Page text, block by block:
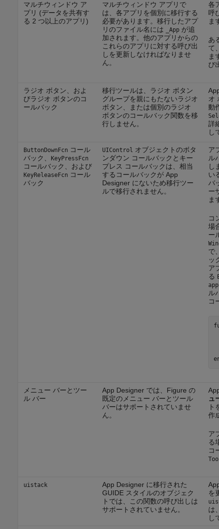
マルチウィンドウ ア
プリ (データを共有す
る 2 つ以上のアプリ)
マルチウィンドウ アプリで
は、各アプリを個別に移行する
必要があります。移行したアプ
リのファイル名には
_Appが追
加されます。他のアプリからの
これらのアプリに対する呼び出
しを更新しなければなりませ
ん。
各
呼
ま
あ
て
ま
び
ラジオ ボタン、およ
びラジオ ボタンのコ
ールバック
移行ツールは、ラジオ ボタン
グループを親にもたないラジオ
ボタン、または個別のラジオ
ボタンのコールバック関数を移
行しません。
オ
動
詳
し
ButtonDownFcn コール
バック、
KeyPressFcn
コールバック、および
KeyReleaseFcn コール
バック
UIControl オブジェクトのボタ
ンダウン コールバックとキー
プレス コールバックは、相当
するコールバックが App
Designer にないため移行ツー
ルで移行されません。
ア
ル
し
い
バ
ー
ま
コ
場
ー
で
ッ
ア
る
ル
コ
メニュー バーとツー
ル バー
App Designer では、Figure の
既定のメニュー バーとツール
バーはサポートされていませ
ん。
ュ
ト
作
ア
る
コ
uistack
App Designer に移行された
GUIDE スタイルのオブジェク
トでは、この関数の呼び出しは
サポートされていません。
を
は
し